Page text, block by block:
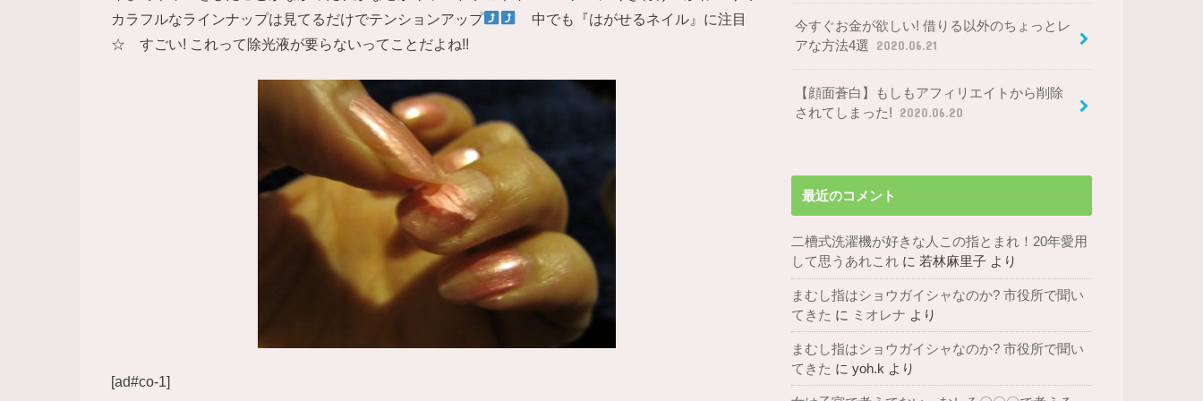
カラフルなラインナップは見てるだけでテンションアップ
中でも『はがせるネイル』に注目
☆ すごい! これって除光液が要らないってことだよね!!
[ad#co-1]
今すぐお金が欲しい! 借りる以外のちょっとレ
アな方法4選
2020.06.21
【顔面蒼白】もしもアフィリエイトから削除
されてしまった!
2020.06.20
最近のコメント
二槽式洗濯機が好きな人この指とまれ！20年愛用
して思うあれこれ に 若林麻里子 より
まむし指はショウガイシャなのか? 市役所で聞い
てきた に ミオレナ より
まむし指はショウガイシャなのか? 市役所で聞い
てきた に yoh.k より